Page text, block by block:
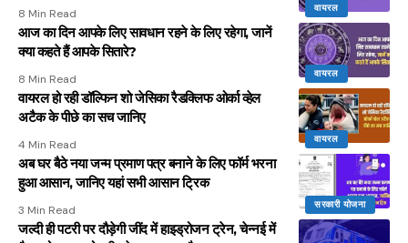
वायरल
8 Min Read
वायरल
आज का दिन आपके लिए सावधान रहने के लिए रहेगा, जानें
क्या कहते हैं आपके सितारे?
8 Min Read
वायरल
वायरल हो रही डॉल्फिन शो जेसिका रैडक्लिफ ओर्का व्हेल
अटैक के पीछे का सच जानिए
4 Min Read
सरकारी योजना
अब घर बैठे नया जन्म प्रमाण पत्र बनाने के लिए फॉर्म भरना
हुआ आसान, जानिए यहां सभी आसान ट्रिक
3 Min Read
जल्दी ही पटरी पर दौड़ेगी जींद में हाइड्रोजन ट्रेन, चेन्नई में